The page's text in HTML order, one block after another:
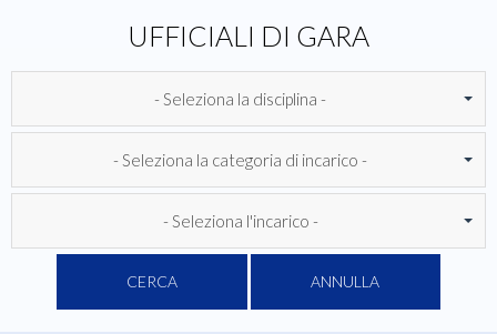
UFFICIALI DI GARA
- Seleziona la disciplina -
- Seleziona la categoria di incarico -
- Seleziona l'incarico -
CERCA ANNULLA